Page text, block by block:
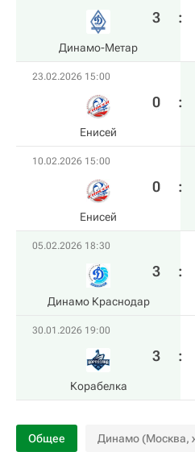
Динамо-Метар
3 :
23.02.2026 15:00
Енисей
0 :
10.02.2026 15:00
Енисей
0 :
05.02.2026 18:30
Динамо Краснодар
3 :
30.01.2026 19:00
Корабелка
3 :
Общее Динамо (Москва,